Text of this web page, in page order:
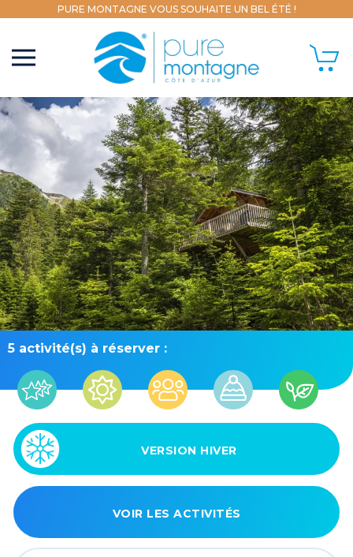
PURE MONTAGNE VOUS SOUHAITE UN BEL ÉTÉ !
5 activité(s) à réserver :
VERSION HIVER
VOIR LES ACTIVITÉS